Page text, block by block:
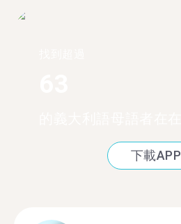
下載APP